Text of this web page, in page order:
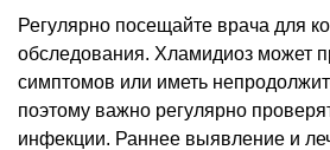
Регулярно посещайте врача для
обследования. Хламидиоз может
симптомов или иметь
поэтому важно регулярно
инфекции. Раннее выявление и